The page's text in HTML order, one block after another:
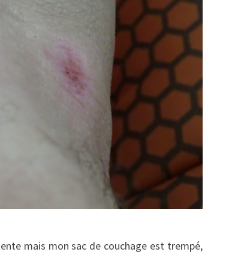
mais mon sac de couchage est trempé,